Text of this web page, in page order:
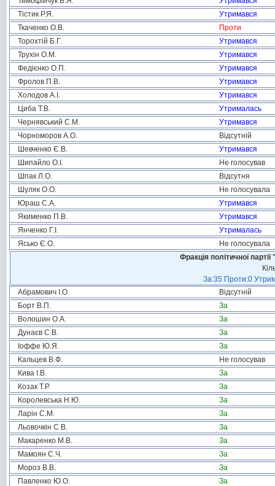
Тістик Р.Я.
Утримався
Ткаченко О.В.
Проти
Торохтій Б.Г.
Утримався
Трухін О.М.
Утримався
Федієнко О.П.
Утримався
Фролов П.В.
Утримався
Холодов А.І.
Утримався
Циба Т.В.
Утрималась
Чернявський С.М.
Утримався
Чорноморов А.О.
Відсутній
Шевченко Є.В.
Утримався
Шипайло О.І.
Не голосував
Шпак Л.О.
Відсутня
Шуляк О.О.
Не голосувала
Юраш С.А.
Утримався
Якименко П.В.
Утримався
Янченко Г.І.
Утрималась
Ясько Є.О.
Не голосувала
Фракція політичної
За:35 Проти:0
Абрамович І.О.
Відсутній
Борт В.П.
За
Волошин О.А.
За
Дунаєв С.В.
За
Іоффе Ю.Я.
За
Кальцев В.Ф.
Не голосував
Кива І.В.
За
Козак Т.Р.
За
Королевська Н.Ю.
За
Ларін С.М.
За
Льовочкін С.В.
За
Макаренко М.В.
За
Мамоян С.Ч.
За
Мороз В.В.
За
Павленко Ю.О.
За